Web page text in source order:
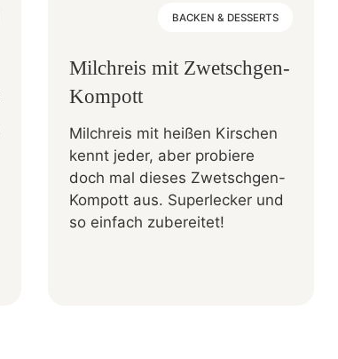
BACKEN & DESSERTS
Milchreis mit Zwetschgen-
Kompott
Milchreis mit heißen Kirschen
kennt jeder, aber probiere
doch mal dieses Zwetschgen-
Kompott aus. Superlecker und
so einfach zubereitet!